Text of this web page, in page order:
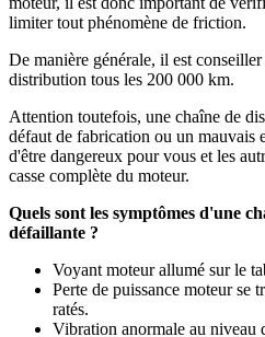
limiter tout phénomène de friction.
De manière générale, il est
distribution tous les 200 000 km.
Attention toutefois, une chaîne de
défaut de fabrication ou un mauvais
d'être dangereux pour vous et les
casse complète du moteur.
Quels sont les symptômes d'une
défaillante ?
Voyant moteur allumé sur le
Perte de puissance moteur se
ratés.
Vibration anormale au niveau